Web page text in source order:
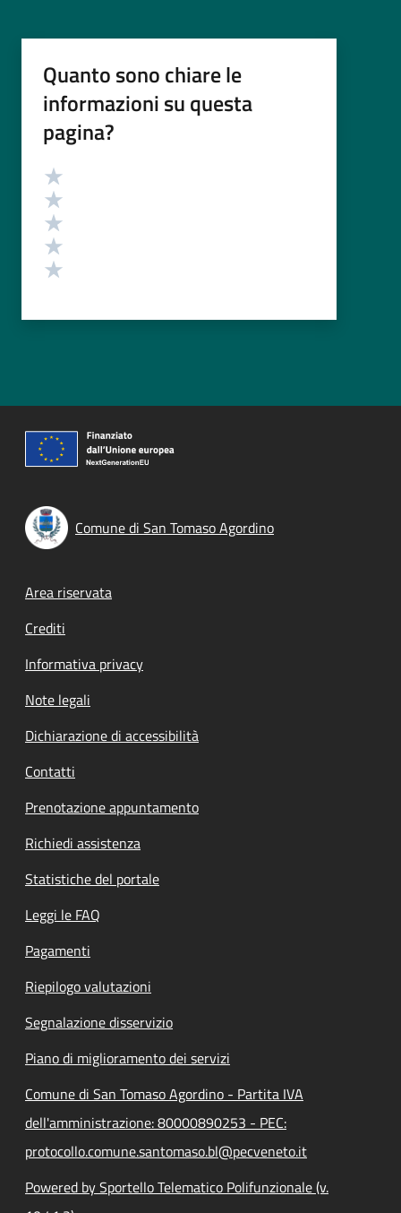
Quanto sono chiare le
informazioni su questa
pagina?
Valutazione
Comune di San Tomaso Agordino
Footer menu
Area riservata
Crediti
Informativa privacy
Note legali
Dichiarazione di accessibilità
Contatti
Prenotazione appuntamento
Richiedi assistenza
Statistiche del portale
Leggi le FAQ
Pagamenti
Riepilogo valutazioni
Segnalazione disservizio
Piano di miglioramento dei servizi
Comune di San Tomaso Agordino - Partita IVA
dell'amministrazione: 80000890253 - PEC:
protocollo.comune.santomaso.bl@pecveneto.it
Powered by Sportello Telematico Polifunzionale (v.